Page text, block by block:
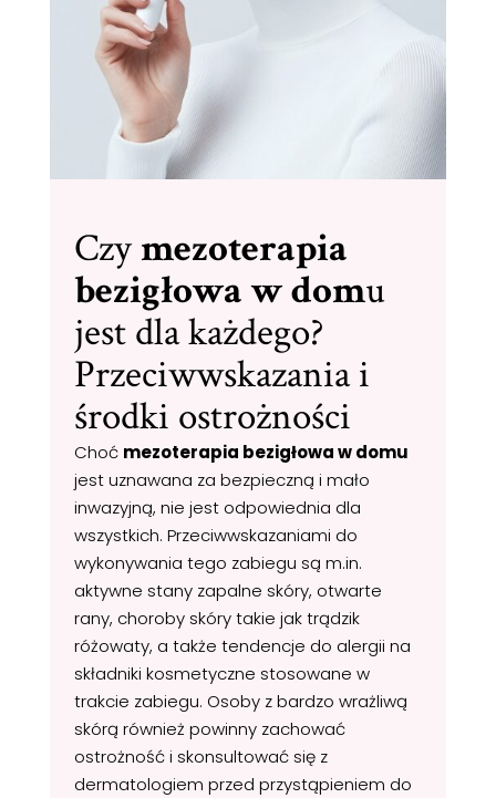
Czymezoterapia
bezigłowa w domu
jest dla każdego?
Przeciwwskazania i
środki ostrożności
Choć mezoterapia bezigłowa w domu
jest uznawana za bezpieczną i mało
inwazyjną, nie jest odpowiednia dla
wszystkich. Przeciwwskazaniami do
wykonywania tego zabiegu są m.in.
aktywne stany zapalne skóry, otwarte
rany, choroby skóry takie jak trądzik
różowaty, a także tendencje do alergii na
składniki kosmetyczne stosowane w
trakcie zabiegu. Osoby z bardzo wrażliwą
skórą również powinny zachować
ostrożność i skonsultować się z
dermatologiem przed przystąpieniem do